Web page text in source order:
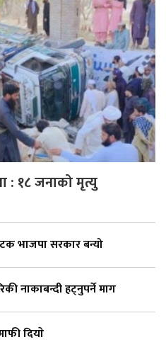
: १८ जनाको मृत्यु
भाजपा सरकार बन्यो
नाकाबन्दी हट्नुपर्ने माग
दियाे